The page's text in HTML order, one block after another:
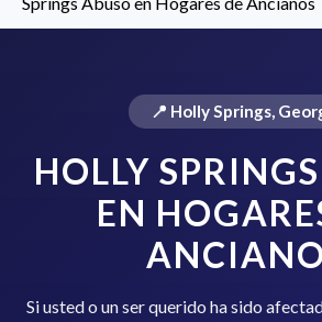
📍 Holly Springs,
HOLLY
EN
Si usted o un ser querido ha sido